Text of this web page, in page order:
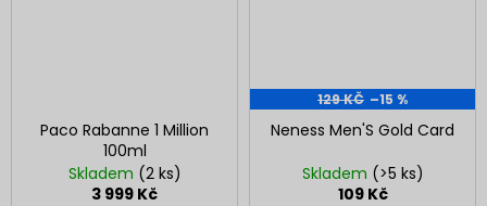
Paco Rabanne 1 Million
100ml
Skladem (2 ks)
3 999 Kč
129 KČ –15 %
Neness Men'S Gold Card
Skladem (>5 ks)
109 Kč